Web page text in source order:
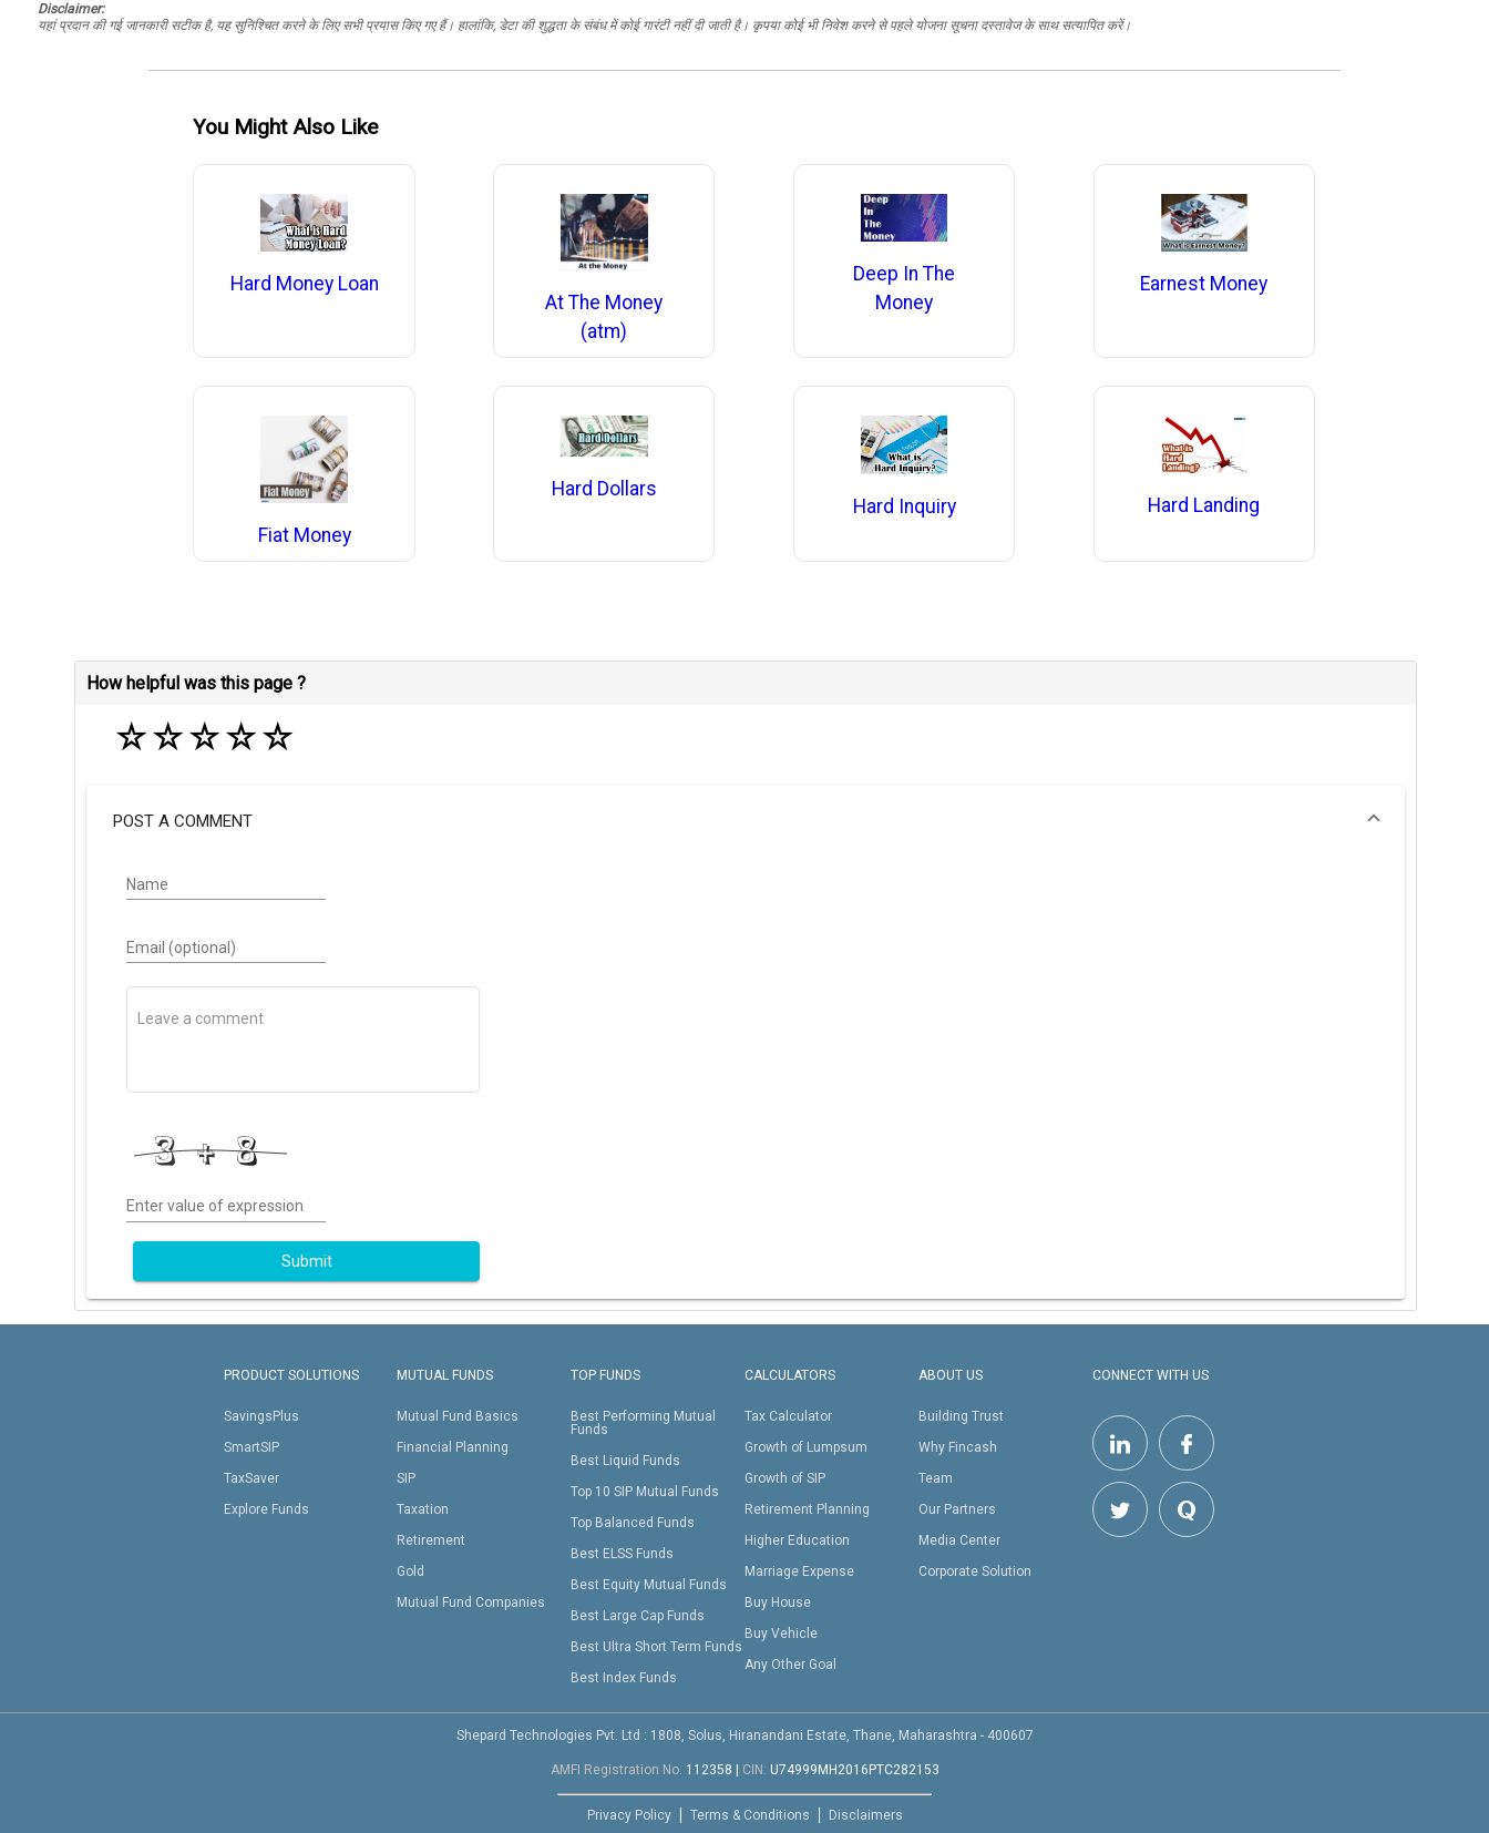
Disclaimer:
यहां प्रदान की गई जानकारी सटीक है, यह सुनिश्चित करने के लिए सभी प्रयास किए गए हैं। हालांकि, डेटा की शुद्धता के संबंध में कोई गारंटी नहीं दी जाती है। कृपया कोई भी निवेश करने से पहले योजना सूचना दस्तावेज के साथ सत्यापित करें।
You Might Also Like
Hard Money Loan
At The Money
(atm)
Deep In The
Money
Earnest Money
Fiat Money
Hard Dollars
Hard Inquiry Hard Landing
How helpful was this page ?
☆☆☆☆☆
POST A COMMENT
Name
Email (optional)
Enter value of expression
Submit
PRODUCT SOLUTIONS
SavingsPlus
SmartSIP
TaxSaver
Explore Funds
MUTUAL FUNDS
Mutual Fund Basics
Financial Planning
SIP
Taxation
Retirement
Gold
Mutual Fund Companies
TOP FUNDS
Best Performing Mutual
Funds
Best Liquid Funds
Top 10 SIP Mutual Funds
Top Balanced Funds
Best ELSS Funds
Best Equity Mutual Funds
Best Large Cap Funds
Best Ultra Short Term Funds
Best Index Funds
CALCULATORS
Tax Calculator
Growth of Lumpsum
Growth of SIP
Retirement Planning
Higher Education
Marriage Expense
Buy House
Buy Vehicle
Any Other Goal
ABOUT US
Building Trust
Why Fincash
Team
Our Partners
Media Center
Corporate Solution
CONNECT WITH US
Shepard Technologies Pvt. Ltd : 1808, Solus, Hiranandani Estate, Thane, Maharashtra - 400607
AMFI Registration No. 112358 CIN: U74999MH2016PTC282153
Privacy Policy Terms & Conditions Disclaimers